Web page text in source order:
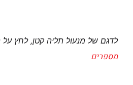
לדגם של מנעול תליה קטן, לחץ
מספרים